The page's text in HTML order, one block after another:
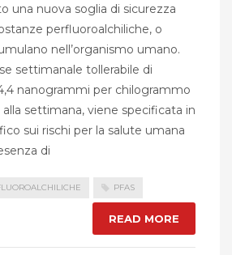
una nuova soglia di sicurezza
perfluoroalchiliche, o
nell’organismo umano.
settimanale tollerabile di
nanogrammi per chilogrammo
settimana, viene specificata in
sui rischi per la salute umana
di
PFAS
READ MORE